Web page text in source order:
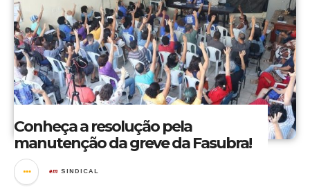
Conheça a resolução pela
manutenção da greve da Fasubra!
em SINDICAL